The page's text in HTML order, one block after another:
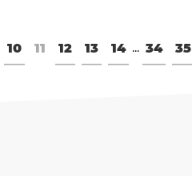
10 11 12 13 14 ... 34 35